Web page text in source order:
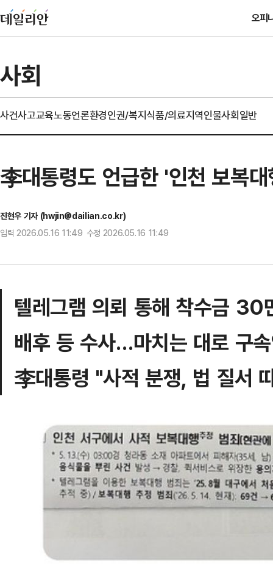
오피
사회
사건사고교육노동언론환경인권/복지식품/의료지역인물사회일반
李대통령도 언급한 '인천 보복
진현우 기자 (hwjin@dailian.co.kr)
입력 2026.05.16 11:49 수정 2026.05.16 11:49
텔레그램 의뢰 통해 착수금 30
배후 등 수사…마치는 대로 구
李대통령 "사적 분쟁, 법 질서